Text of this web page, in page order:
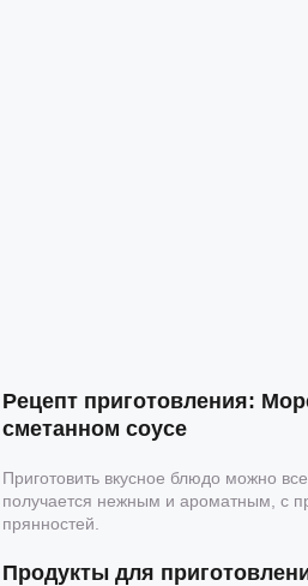
Рецепт приготовления:
сметанном соусе
Приготовить вкусное блюдо можно
получается нежным и ароматным, с
прянностей.
Продукты для